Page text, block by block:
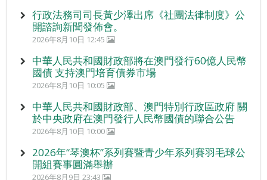
行政法務司司長黃少澤出席《社團法律制度》公
開諮詢新聞發佈會。
2026年8月10日 12:45
中華人民共和國財政部將在澳門發行60億人民幣
國債 支持澳門培育債券市場
2026年8月10日 10:05
中華人民共和國財政部、澳門特別行政區政府 關
於中央政府在澳門發行人民幣國債的聯合公告
2026年8月10日 10:00
2026年“琴澳杯”系列賽暨青少年系列賽羽毛球公
開組賽事圓滿舉辦
2026年8月9日 23:43